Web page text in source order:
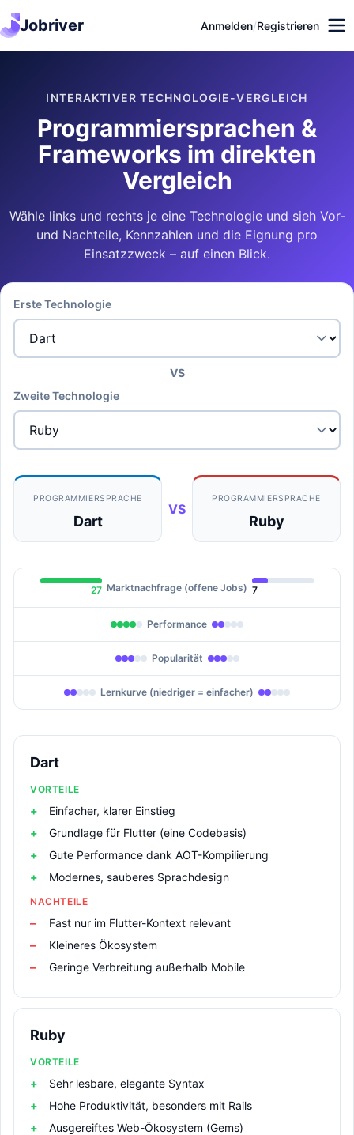
Jobriver Anmelden/Registrieren
INTERAKTIVER TECHNOLOGIE-VERGLEICH
Programmiersprachen &
Frameworks im direkten
Vergleich
Wähle links und rechts je eine Technologie und sieh Vor-
und Nachteile, Kennzahlen und die Eignung pro
Einsatzzweck – auf einen Blick.
Erste Technologie
VS
Zweite Technologie
PROGRAMMIERSPRACHE
Dart
VS
PROGRAMMIERSPRACHE
Ruby
27 Marktnachfrage (offene Jobs) 7
Performance
Popularität
Lernkurve (niedriger = einfacher)
Dart
VORTEILE
Einfacher, klarer Einstieg
Grundlage für Flutter (eine Codebasis)
Gute Performance dank AOT-Kompilierung
Modernes, sauberes Sprachdesign
NACHTEILE
Fast nur im Flutter-Kontext relevant
Kleineres Ökosystem
Geringe Verbreitung außerhalb Mobile
Ruby
VORTEILE
Sehr lesbare, elegante Syntax
Hohe Produktivität, besonders mit Rails
Ausgereiftes Web-Ökosystem (Gems)